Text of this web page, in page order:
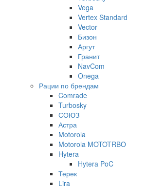
Vega
Vertex Standard
Vector
Бизон
Аргут
Гранит
NavCom
Onega
Рации по брендам
Comrade
Turbosky
СОЮЗ
Астра
Motorola
Motorola MOTOTRBO
Hytera
Hytera PoC
Терек
Lira